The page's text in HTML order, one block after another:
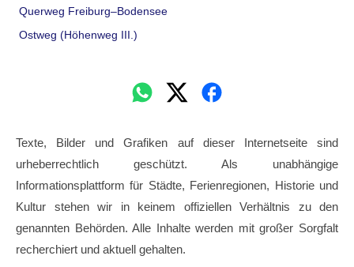
Querweg Freiburg–Bodensee
Ostweg (Höhenweg III.)
Texte, Bilder und Grafiken auf dieser Internetseite sind
urheberrechtlich geschützt. Als unabhängige
Informationsplattform für Städte, Ferienregionen, Historie und
Kultur stehen wir in keinem offiziellen Verhältnis zu den
genannten Behörden. Alle Inhalte werden mit großer Sorgfalt
recherchiert und aktuell gehalten.